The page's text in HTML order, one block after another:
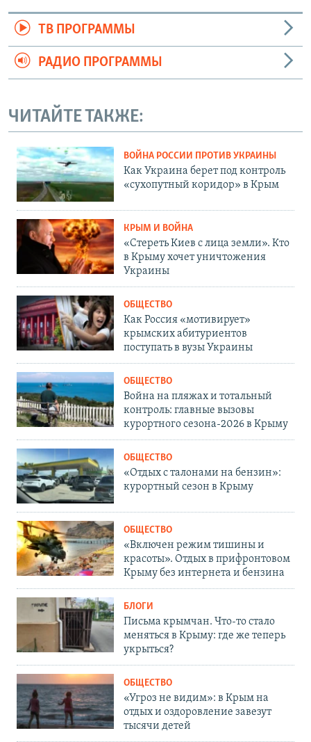
ТВ ПРОГРАММЫ
РАДИО ПРОГРАММЫ
ЧИТАЙТЕ ТАКЖЕ:
ВОЙНА РОССИИ ПРОТИВ УКРАИНЫ
Как Украина берет под контроль
«сухопутный коридор» в Крым
КРЫМ И ВОЙНА
«Стереть Киев с лица земли». Кто
в Крыму хочет уничтожения
Украины
ОБЩЕСТВО
Как Россия «мотивирует»
крымских абитуриентов
поступать в вузы Украины
ОБЩЕСТВО
Война на пляжах и тотальный
контроль: главные вызовы
курортного сезона-2026 в Крыму
ОБЩЕСТВО
«Отдых с талонами на бензин»:
курортный сезон в Крыму
ОБЩЕСТВО
«Включен режим тишины и
красоты». Отдых в прифронтовом
Крыму без интернета и бензина
БЛОГИ
Письма крымчан. Что-то стало
меняться в Крыму: где же теперь
укрыться?
ОБЩЕСТВО
«Угроз не видим»: в Крым на
отдых и оздоровление завезут
тысячи детей